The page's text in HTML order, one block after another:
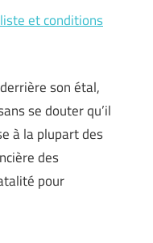
et conditions
son étal,
se douter qu’il
à la plupart des
des
pour